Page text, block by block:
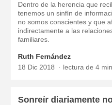
Dentro de la herencia que
tenemos un sinfín de
no somos conscientes y que
indirectamente a las
familiares.
Ruth Fernández
18 Dic 2018
lectura de 4
Sonreír diariamente